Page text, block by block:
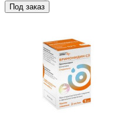
Под заказ